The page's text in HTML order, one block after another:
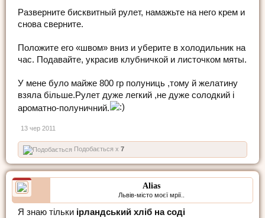
Разверните бисквитный рулет, намажьте на него крем и
снова сверните.
Положите его «швом» вниз и уберите в холодильник на
час. Подавайте, украсив клубничкой и листочком мяты.
У мене було майже 800 гр полуниць ,тому й желатину
взяла більше.Рулет дуже легкий ,не дуже солодкий і
ароматно-полуничний.
13 чер 2011
Подобається x 7
Alias
Львів-місто моєї мрії..
Я знаю тільки ірландський хліб на соді